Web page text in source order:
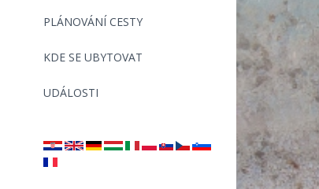
PLÁNOVÁNÍ CESTY
KDE SE UBYTOVAT
UDÁLOSTI